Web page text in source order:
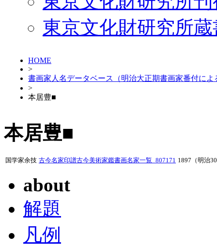
東京文化財研究所
HOME
>
書画家人名データベース（明治大正期書画家番付によ
>
本居豊■
本居豊■
国学家余技 古今名家印譜古今美術家鑑書画名家一覧_807171 1897（明治
about
解題
凡例